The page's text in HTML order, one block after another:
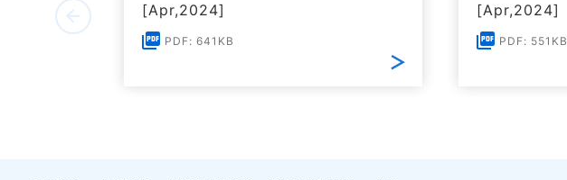
[Apr,2024]
PDF: 641KB
[Apr,2024]
PDF: 551KB